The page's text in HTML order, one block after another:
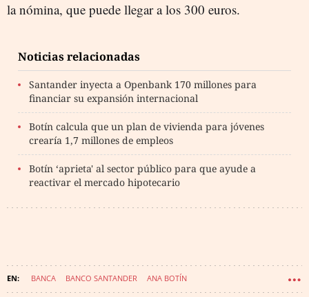
la nómina, que puede llegar a los 300 euros.
Noticias relacionadas
Santander inyecta a Openbank 170 millones para
financiar su expansión internacional
Botín calcula que un plan de vivienda para jóvenes
crearía 1,7 millones de empleos
Botín ‘aprieta' al sector público para que ayude a
reactivar el mercado hipotecario
BANCA BANCO SANTANDER ANA BOTÍN